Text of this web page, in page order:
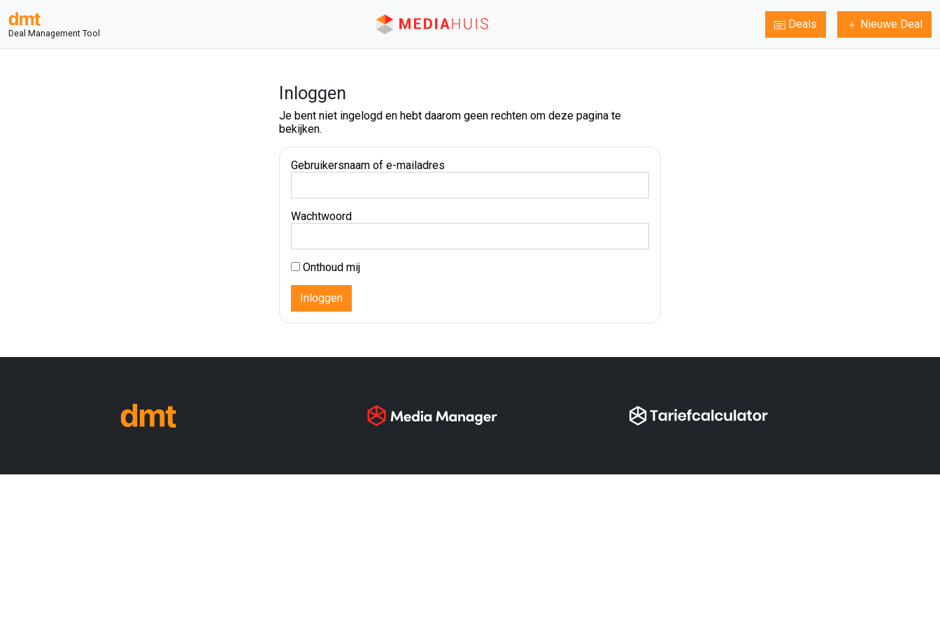
Deal Management Tool
Deals Nieuwe Deal
Inloggen
Je bent niet ingelogd en hebt daarom geen rechten om deze pagina te
bekijken.
Gebruikersnaam of e-mailadres
Wachtwoord
Onthoud mij